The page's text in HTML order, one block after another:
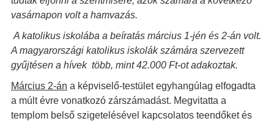
vasárnapon volt a hamvazás.
A katolikus iskolába a beíratás március 1-jén és 2-án volt.
A magyarországi katolikus iskolák számára szervezett
gyűjtésen a hívek több, mint 42.000 Ft-ot adakoztak.
Március 2-án a képviselő-testület egyhangúlag elfogadta
a múlt évre vonatkozó zárszámadást. Megvitatta a
templom belső szigetelésével kapcsolatos teendőket és